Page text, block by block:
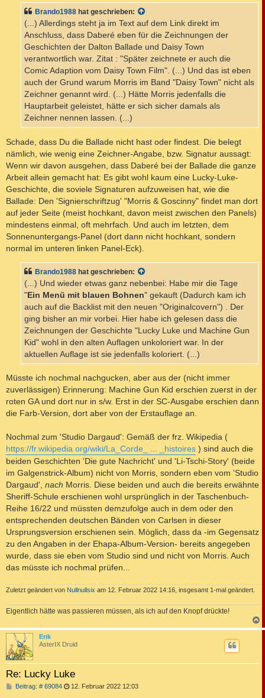
r
a
Brando1988 hat geschrieben:
(...) Allerdings steht ja im Text auf dem Link direkt im
Anschluss, dass Daberé eben für die Zeichnungen der
Geschichten der Dalton Ballade und Daisy Town
verantwortlich war. Zitat : "Später zeichnete er auch die
Comic Adaption vom Daisy Town Film". (...) Und das ist eben
auch der Grund warum Morris im Band "Daisy Town" nicht als
Zeichner genannt wird. (...) Hätte Morris jedenfalls die
Hauptarbeit geleistet, hätte er sich sicher damals als
Zeichner nennen lassen. (...)
Schade, dass Du die Ballade nicht hast oder findest. Die belegt
nämlich, wie wenig eine Zeichner-Angabe, bzw. Signatur aussagt:
Wenn wir davon ausgehen, dass Daberé bei der Ballade die ganze
Arbeit allein gemacht hat: Es gibt wohl kaum eine Lucky-Luke-
Geschichte, die soviele Signaturen aufzuweisen hat, wie die
Ballade: Den 'Signierschriftzug' "Morris & Goscinny" findet man dort
auf jeder Seite (meist hochkant, davon meist zwischen den Panels)
mindestens einmal, oft mehrfach. Und auch im letzten, dem
Sonnenuntergangs-Panel (dort dann nicht hochkant, sondern
normal im unteren linken Panel-Eck).
Brando1988 hat geschrieben:
(...) Und wieder etwas ganz nebenbei: Habe mir die Tage
"Ein Menü mit blauen Bohnen" gekauft (Dadurch kam ich
auch auf die Backlist mit den neuen "Originalcovern") . Der
ging bisher an mir vorbei. Hier habe ich gelesen dass die
Zeichnungen der Geschichte "Lucky Luke und Machine Gun
Kid" wohl in den alten Auflagen unkoloriert war. In der
aktuellen Auflage ist sie jedenfalls koloriert. (...)
Müsste ich nochmal nachgucken, aber aus der (nicht immer
zuverlässigen) Erinnerung: Machine Gun Kid erschien zuerst in der
roten GA und dort nur in s/w. Erst in der SC-Ausgabe erschien dann
die Farb-Version, dort aber von der Erstauflage an.
Nochmal zum 'Studio Dargaud': Gemäß der frz. Wikipedia (
https://fr.wikipedia.org/wiki/La_Corde_ ... _histoires ) sind auch die
beiden Geschichten 'Die gute Nachricht' und 'Li-Tschi-Story' (beide
im Galgenstrick-Album) nicht von Morris, sondern eben vom 'Studio
Dargaud', nach Morris. Diese beiden und auch die bereits erwähnte
Sheriff-Schule erschienen wohl ursprünglich in der Taschenbuch-
Reihe 16/22 und müssten demzufolge auch in dem oder den
entsprechenden deutschen Bänden von Carlsen in dieser
Ursprungsversion erschienen sein. Möglich, dass da -im Gegensatz
zu den Angaben in der Ehapa-Album-Version- bereits angegeben
wurde, dass sie eben vom Studio sind und nicht von Morris. Auch
das müsste ich nochmal prüfen...
Zuletzt geändert von Nullnullsix am 12. Februar 2022 14:16, insgesamt 1-mal geändert.
Eigentlich hätte was passieren müssen, als ich auf den Knopf drückte!
a
Erik
AsterIX Druid
Re: Lucky Luke
Beitrag: # 69084B 12. Februar 2022 12:03